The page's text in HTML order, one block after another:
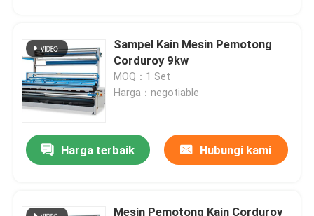
Mesin Singeing Tekstil
Mesin Pengering Tekstil
Mesin Pemeriksaan Kain
Sampel Kain Mesin Pemotong
Corduroy 9kw
MOQ：1 Set
Harga：negotiable
Harga terbaik Hubungi kami
Mesin Pemotong Kain Corduroy